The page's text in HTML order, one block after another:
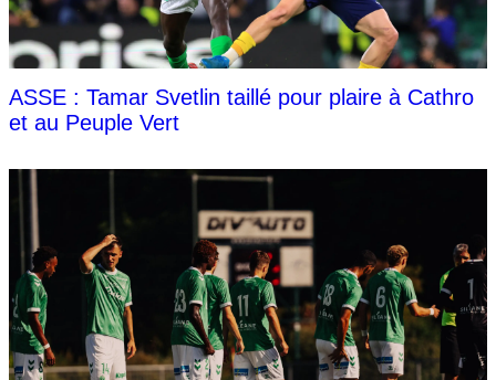
ASSE : Tamar Svetlin taillé pour plaire à Cathro
et au Peuple Vert